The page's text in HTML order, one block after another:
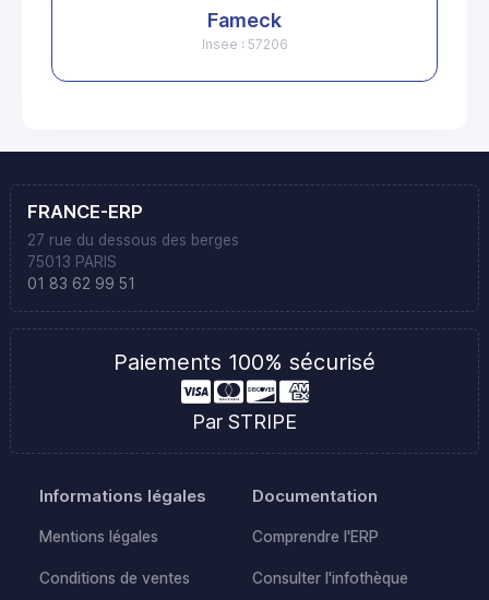
Fameck
Insee : 57206
FRANCE-ERP
27 rue du dessous des berges
75013 PARIS
01 83 62 99 51
Paiements 100% sécurisé
Par STRIPE
Informations légales
Mentions légales
Conditions de ventes
Documentation
Comprendre l'ERP
Consulter l'infothèque